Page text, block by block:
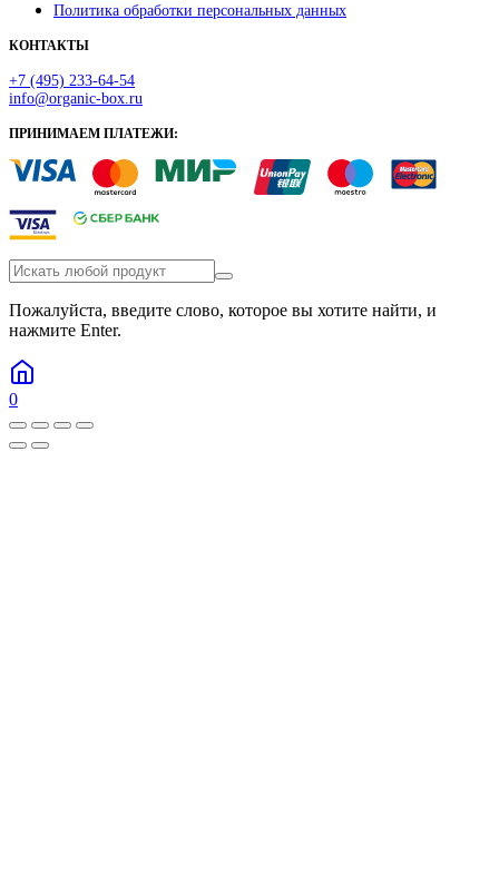
Политика обработки персональных данных
КОНТАКТЫ
+7 (495) 233-64-54
info@organic-box.ru
ПРИНИМАЕМ ПЛАТЕЖИ:
Пожалуйста, введите слово, которое вы хотите найти, и
нажмите Enter.
0